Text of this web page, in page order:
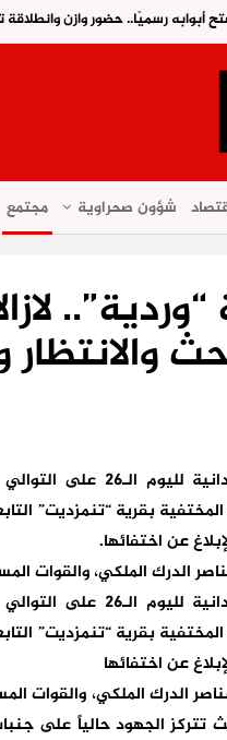
أبوابه رسميًا.. حضور وازن
شؤون صحراوية مجتمع
والانتظار
تواصل فرق البحث والتمشيط
بقرية “تنمزديت”
عن اختفائها.
الملكي، والقوات
تواصل فرق البحث والتمشيط
بقرية “تنمزديت”
عن اختفائها
الملكي، والقوات
الجهود حالياً على جنبات